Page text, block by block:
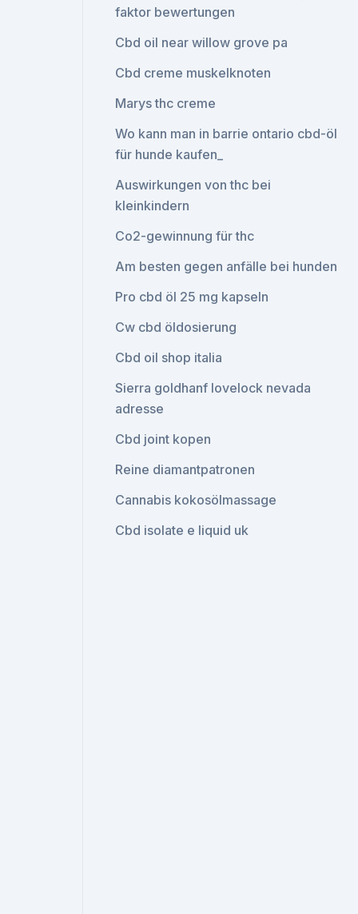
faktor bewertungen
Cbd oil near willow grove pa
Cbd creme muskelknoten
Marys thc creme
Wo kann man in barrie ontario cbd-öl
für hunde kaufen_
Auswirkungen von thc bei
kleinkindern
Co2-gewinnung für thc
Am besten gegen anfälle bei hunden
Pro cbd öl 25 mg kapseln
Cw cbd öldosierung
Cbd oil shop italia
Sierra goldhanf lovelock nevada
adresse
Cbd joint kopen
Reine diamantpatronen
Cannabis kokosölmassage
Cbd isolate e liquid uk